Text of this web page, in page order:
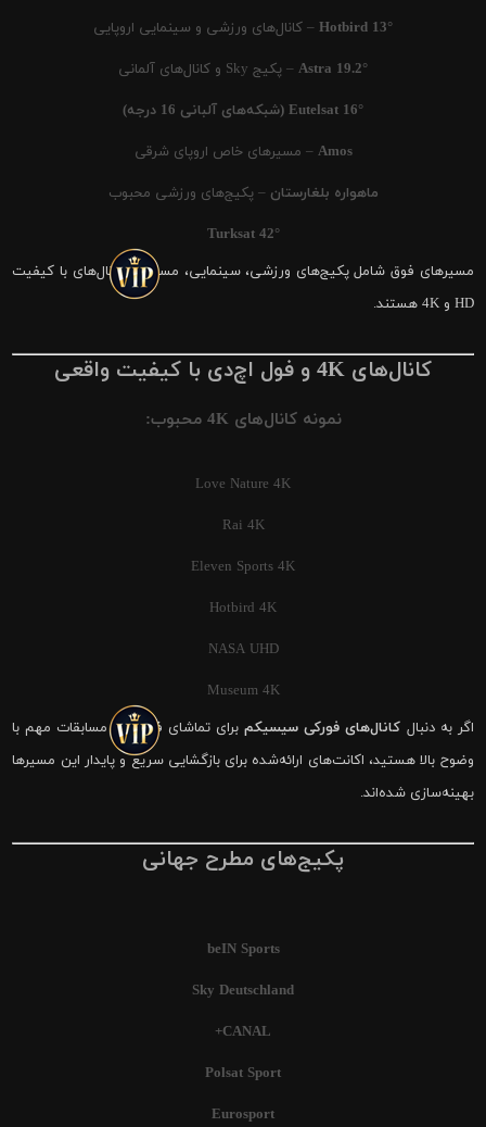
Hotbird 13° – کانال‌های ورزشی و سینمایی اروپایی
Astra 19.2° – پکیج Sky و کانال‌های آلمانی
Eutelsat 16° (شبکه‌های آلبانی 16 درجه)
Amos – مسیرهای خاص اروپای شرقی
ماهواره بلغارستان – پکیج‌های ورزشی محبوب
Turksat 42°
مسیرهای فوق شامل پکیج‌های ورزشی، سینمایی، مستند و کانال‌های با کیفیت
HD و 4K هستند.
کانال‌های 4K و فول اچ‌دی با کیفیت واقعی
نمونه کانال‌های 4K محبوب:
Love Nature 4K
Rai 4K
Eleven Sports 4K
Hotbird 4K
NASA UHD
Museum 4K
اگر به دنبال کانال‌های فورکی سیسیکمبرای تماشای فوتبال و مسابقات مهم با
وضوح بالا هستید، اکانت‌های ارائه‌شده برای بازگشایی سریع و پایدار این مسیرها
بهینه‌سازی شده‌اند.
پکیج‌های مطرح جهانی
beIN Sports
Sky Deutschland
CANAL+
Polsat Sport
Eurosport